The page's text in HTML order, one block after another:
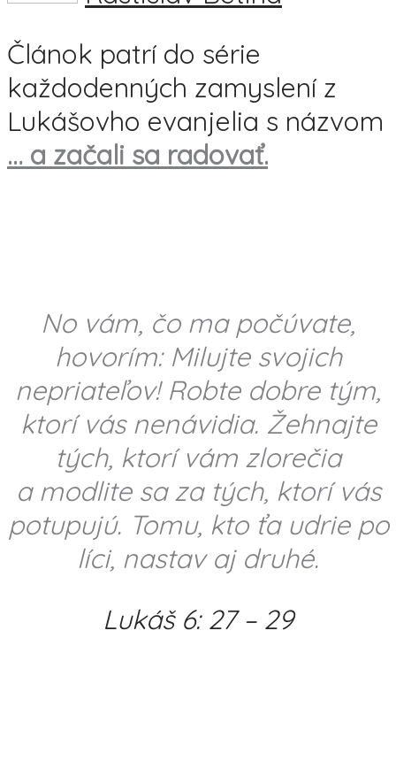
Článok patrí do série
každodenných zamyslení z
Lukášovho evanjelia s názvom
… a začali sa radovať.
No vám, čo ma počúvate,
hovorím: Milujte svojich
nepriateľov! Robte dobre tým,
ktorí vás nenávidia. Žehnajte
tých, ktorí vám zlorečia
a modlite sa za tých, ktorí vás
potupujú. Tomu, kto ťa udrie po
líci, nastav aj druhé.
Lukáš 6: 27 – 29